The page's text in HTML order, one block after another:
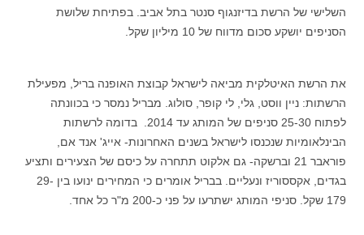
השלישי של הרשת בדיזנגוף סנטר בתל אביב. בפתיחת שלושת
הסניפים יושקע סכום מדווח של 10 מיליון שקל.
את הרשת האיטלקית מביאה לישראל קבוצת האופנה בריל, מפעילת
הרשתות: ניין ווסט, גלי, לי קופר, סולוג. מבריל נמסר כי בכוונתה
לפתוח 25-30 סניפים של המותג עד 2014.
בדומה לרשתות
הבינלאומיות שנכנסו לישראל בשנים האחרונות- אייג' אנד אם,
פוראבר 21 וברשקה- גם אלקוט תתחרה על כיסם של הצעירים ותציע
בגדים, אקססוריז ונעליים
בבריל אומרים כי המחירים ינועו בין 29-
179 שקל. סניפי המותג ישתרעו על פני כ-200 מ"ר כל אחד.